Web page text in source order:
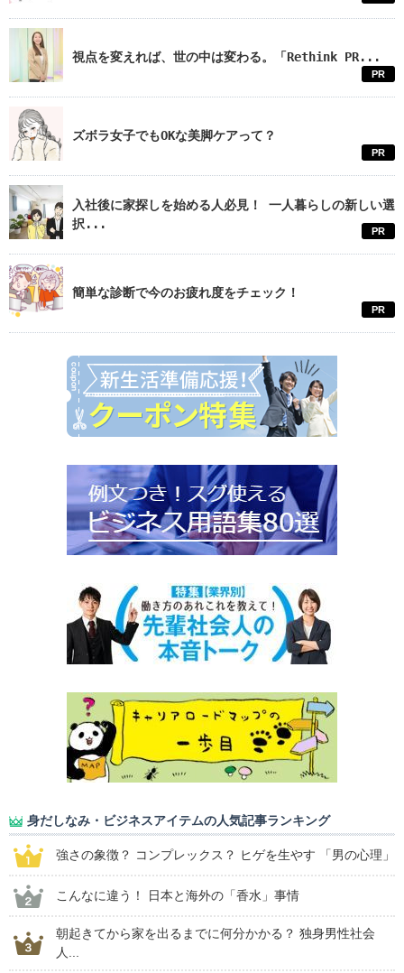
視点を変えれば、世の中は変わる。「Rethink PR...
PR
ズボラ女子でもOKな美脚ケアって？
PR
入社後に家探しを始める人必見！ 一人暮らしの新しい選
択...
PR
簡単な診断で今のお疲れ度をチェック！
PR
身だしなみ・ビジネスアイテムの人気記事ランキング
強さの象徴？ コンプレックス？ ヒゲを生やす 「男の心理」
こんなに違う！ 日本と海外の「香水」事情
朝起きてから家を出るまでに何分かかる？ 独身男性社会
人...